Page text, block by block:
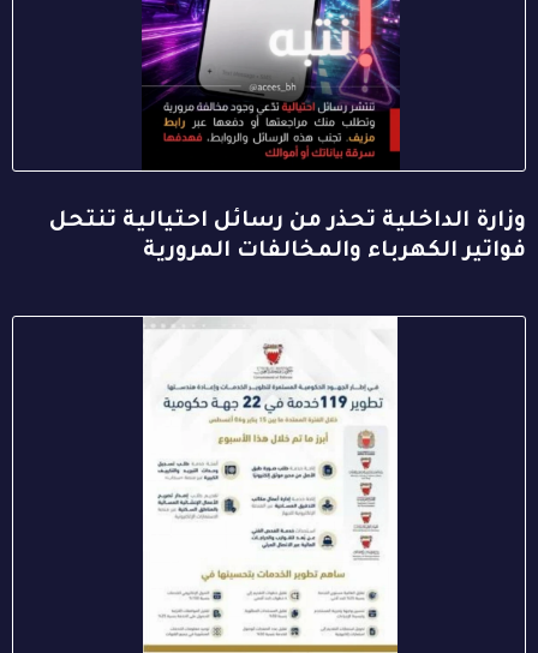
وزارة الداخلية تحذر من رسائل احتيالية تنتحل
فواتير الكهرباء والمخالفات المرورية